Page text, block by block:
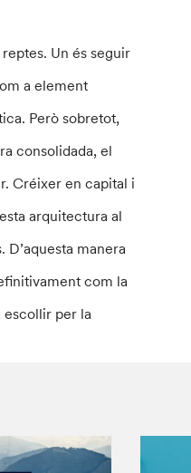
Un és seguir
a element
Però sobretot,
consolidada, el
Créixer en capital i
arquitectura al
D’aquesta manera
com la
escollir per la